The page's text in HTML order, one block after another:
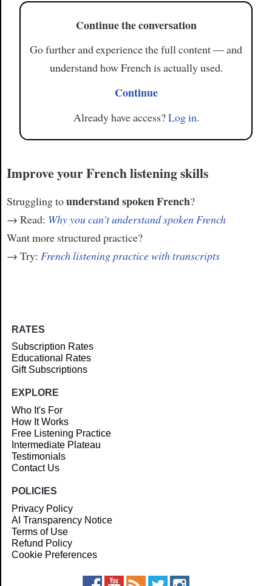
Continue the conversation
Go further and experience the full content — and
understand how French is actually used.
Continue
Already have access?Log in.
Improve your French listening skills
Struggling tounderstand spoken French?
→ Read: Why you can't understand spoken French
Want more structured practice?
→ Try: French listening practice with transcripts
RATES
Subscription Rates
Educational Rates
Gift Subscriptions
EXPLORE
Who It's For
How It Works
Free Listening Practice
Intermediate Plateau
Testimonials
Contact Us
POLICIES
Privacy Policy
AI Transparency Notice
Terms of Use
Refund Policy
Cookie Preferences